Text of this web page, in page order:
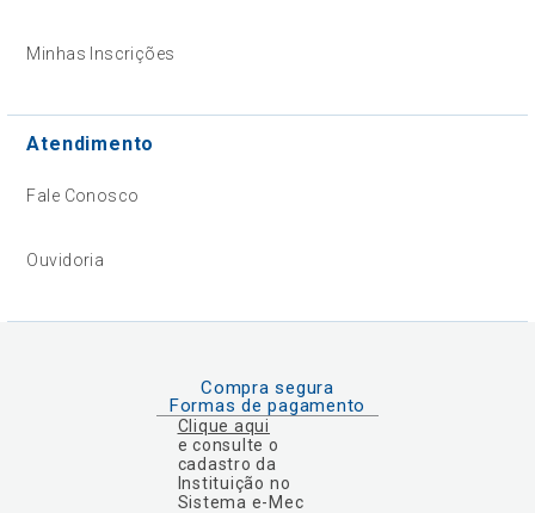
Minhas Inscrições
Atendimento
Fale Conosco
Ouvidoria
Compra segura
Formas de pagamento
Clique aqui
e consulte o
cadastro da
Instituição no
Sistema e-Mec